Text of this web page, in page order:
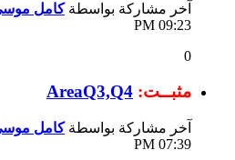
آخر مشاركة بواسطةكامل
09:23 PM
0
مثبــت: AreaQ3,Q4
آخر مشاركة بواسطةكامل
07:39 PM